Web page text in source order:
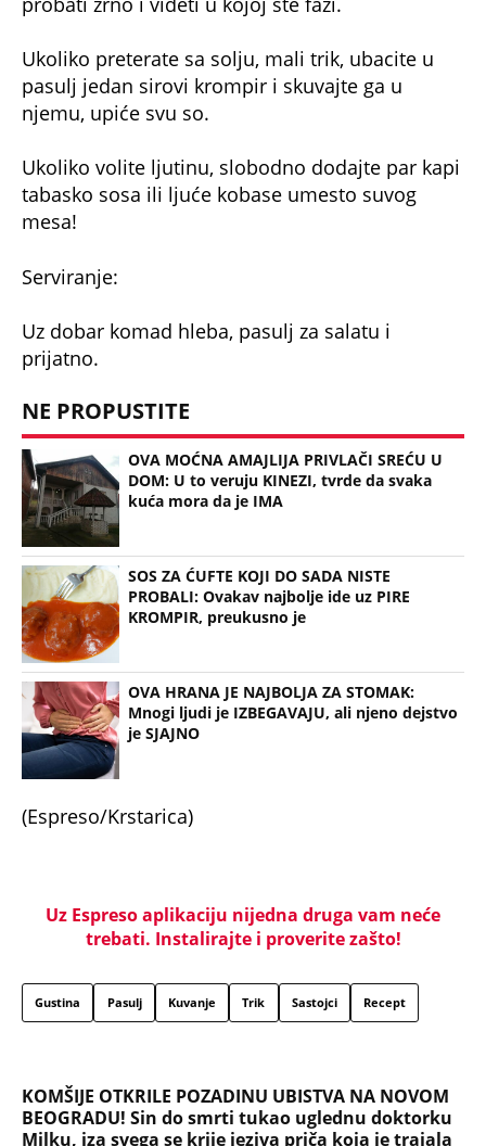
Ukoliko preterate sa solju, mali trik, ubacite u
pasulj jedan sirovi krompir i skuvajte ga u
njemu, upiće svu so.
Ukoliko volite ljutinu, slobodno dodajte par kapi
tabasko sosa ili ljuće kobase umesto suvog
mesa!
Serviranje:
Uz dobar komad hleba, pasulj za salatu i
prijatno.
NE PROPUSTITE
OVA MOĆNA AMAJLIJA PRIVLAČI SREĆU U
DOM: U to veruju KINEZI, tvrde da svaka
kuća mora da je IMA
SOS ZA ĆUFTE KOJI DO SADA NISTE
PROBALI: Ovakav najbolje ide uz PIRE
KROMPIR, preukusno je
OVA HRANA JE NAJBOLJA ZA STOMAK:
Mnogi ljudi je IZBEGAVAJU, ali njeno dejstvo
je SJAJNO
(Espreso/Krstarica)
Uz Espreso aplikaciju nijedna druga vam neće
trebati. Instalirajte i proverite zašto!
Gustina Pasulj Kuvanje Trik Sastojci Recept
KOMŠIJE OTKRILE POZADINU UBISTVA NA NOVOM
BEOGRADU! Sin do smrti tukao uglednu doktorku
Milku, iza svega se krije jeziva priča koja je trajala